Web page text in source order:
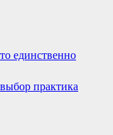
единственно
практика